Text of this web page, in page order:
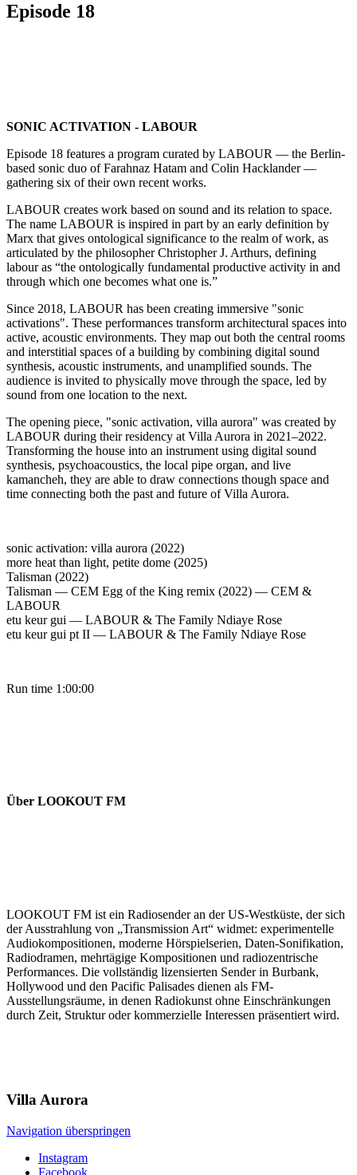
Episode 18
SONIC ACTIVATION - LABOUR
Episode 18 features a program curated by LABOUR — the Berlin-
based sonic duo of Farahnaz Hatam and Colin Hacklander —
gathering six of their own recent works.
LABOUR creates work based on sound and its relation to space.
The name LABOUR is inspired in part by an early definition by
Marx that gives ontological significance to the realm of work, as
articulated by the philosopher Christopher J. Arthurs, defining
labour as “the ontologically fundamental productive activity in and
through which one becomes what one is.”
Since 2018, LABOUR has been creating immersive "sonic
activations". These performances transform architectural spaces into
active, acoustic environments. They map out both the central rooms
and interstitial spaces of a building by combining digital sound
synthesis, acoustic instruments, and unamplified sounds. The
audience is invited to physically move through the space, led by
sound from one location to the next.
The opening piece, "sonic activation, villa aurora" was created by
LABOUR during their residency at Villa Aurora in 2021–2022.
Transforming the house into an instrument using digital sound
synthesis, psychoacoustics, the local pipe organ, and live
kamancheh, they are able to draw connections though space and
time connecting both the past and future of Villa Aurora.
sonic activation: villa aurora (2022)
more heat than light, petite dome (2025)
Talisman (2022)
Talisman — CEM Egg of the King remix (2022) — CEM &
LABOUR
etu keur gui — LABOUR & The Family Ndiaye Rose
etu keur gui pt II — LABOUR & The Family Ndiaye Rose
Run time 1:00:00
Über LOOKOUT FM
LOOKOUT FM ist ein Radiosender an der US-Westküste, der sich
der Ausstrahlung von „Transmission Art“ widmet: experimentelle
Audiokompositionen, moderne Hörspielserien, Daten-Sonifikation,
Radiodramen, mehrtägige Kompositionen und radiozentrische
Performances. Die vollständig lizensierten Sender in Burbank,
Hollywood und den Pacific Palisades dienen als FM-
Ausstellungsräume, in denen Radiokunst ohne Einschränkungen
durch Zeit, Struktur oder kommerzielle Interessen präsentiert wird.
VillaAurora
Navigation überspringen
Instagram